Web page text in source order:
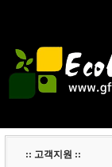
:: 고객지원 ::